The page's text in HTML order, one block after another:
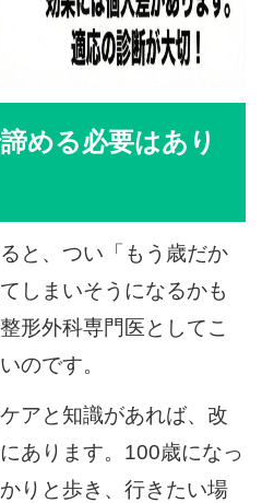
める必要はあり
と、つい「もう歳だか
しまいそうになるかも
形外科専門医としてこ
のです。
アと知識があれば、改
あります。100歳になっ
りと歩き、行きたい場